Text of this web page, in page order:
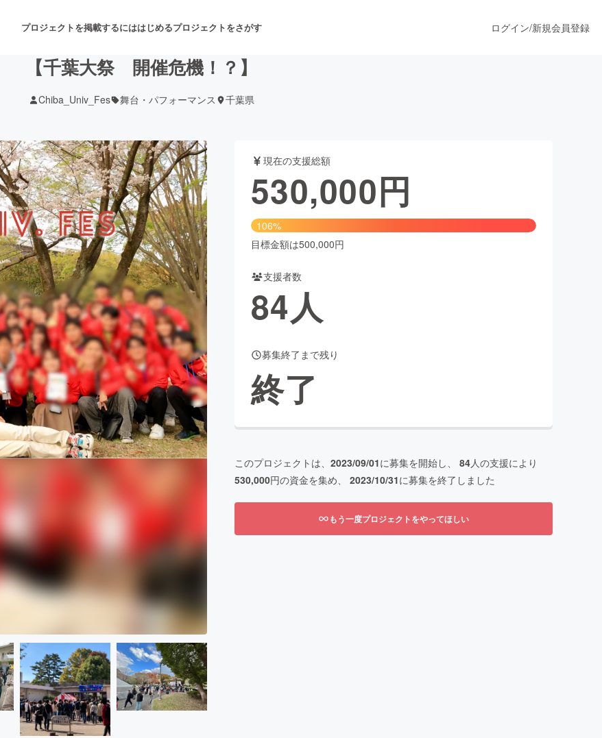
プロジェクトを掲載するにははじめるプロジェクトをさがす
音楽 舞台・パフォーマンス
ゲーム・サービス開発 フード・飲食店 ファッション
書籍・雑誌出版 アニメ・漫画
チャレンジ ビューティー・ヘルスケア
CAMPFIRE for Social Good CAMPFIRE Creation
CAMPFIREふるさと納税machi-yaコミュニティ
ログイン/新規会員登録
【千葉大祭 開催危機！？】
Chiba_Univ_Fes 舞台・パフォーマンス 千葉県
現在の支援総額
530,000円
106%
目標金額は500,000円
支援者数
84人
募集終了まで残り
終了
このプロジェクトは、 2023/09/01に募集を開始し、 84人の支援により
530,000円の資金を集め、 2023/10/31に募集を終了しました
もう一度プロジェクトをやってほしい